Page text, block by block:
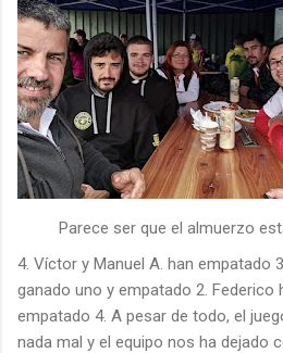
Parece ser que el almuerzo
4. Víctor y Manuel A. han empatado
ganado uno y empatado 2. Federico
empatado 4. A pesar de todo, el
nada mal y el equipo nos ha dejado